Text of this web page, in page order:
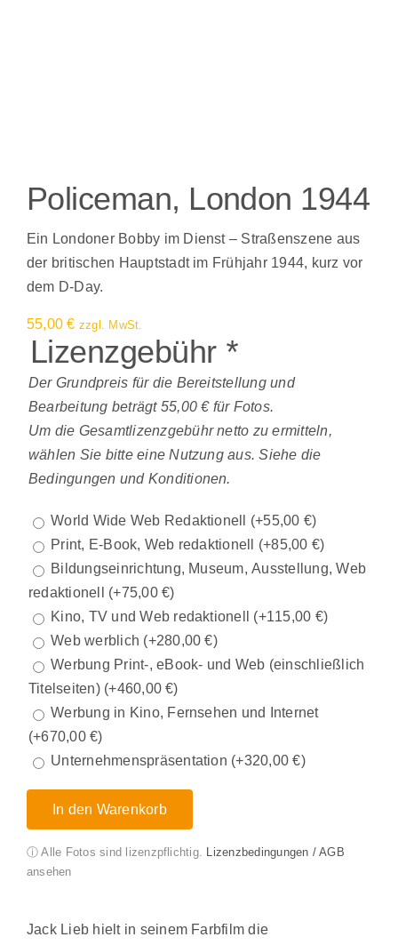
Policeman, London 1944
Ein Londoner Bobby im Dienst – Straßenszene aus
der britischen Hauptstadt im Frühjahr 1944, kurz vor
dem D-Day.
55,00€ zzgl. MwSt.
Lizenzgebühr *
Der Grundpreis für die Bereitstellung und
Bearbeitung beträgt 55,00 € für Fotos.
Um die Gesamtlizenzgebühr netto zu ermitteln,
wählen Sie bitte eine Nutzung aus. Siehe die
Bedingungen und Konditionen.
World Wide Web Redaktionell (+55,00 €)
Print, E-Book, Web redaktionell (+85,00 €)
Bildungseinrichtung, Museum, Ausstellung, Web
redaktionell (+75,00 €)
Kino, TV und Web redaktionell (+115,00 €)
Web werblich (+280,00€)
Werbung Print-, eBook- und Web (einschließlich
Titelseiten) (+460,00€)
Werbung in Kino, Fernsehen und Internet
(+670,00€)
Unternehmenspräsentation (+320,00€)
In den Warenkorb
ⓘ Alle Fotos sind lizenzpflichtig. Lizenzbedingungen / AGB
ansehen
Jack Lieb hielt in seinem Farbfilm die